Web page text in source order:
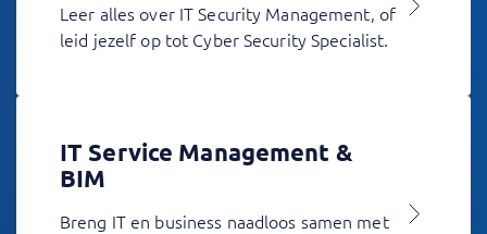
Leer alles over IT Security Management, of
leid jezelf op tot Cyber Security Specialist.
IT Service Management &
BIM
Breng IT en business naadloos samen met